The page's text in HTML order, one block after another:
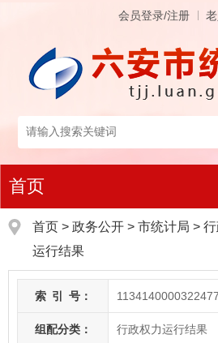
会员登录/注册
首页
首页 > 政务公开 > 市统计局 >
运行结果
索 引 号：
组配分类： 行政权力运行结果